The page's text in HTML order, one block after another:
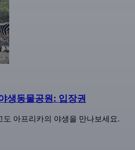
생동물공원: 입장권
도 아프리카의 야생을 만나보세요.